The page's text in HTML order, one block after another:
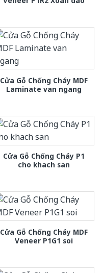
Cửa Gỗ Chống Cháy MDF
Laminate van ngang
Cửa Gỗ Chống Cháy P1
cho khach san
Cửa Gỗ Chống Cháy MDF
Veneer P1G1 soi